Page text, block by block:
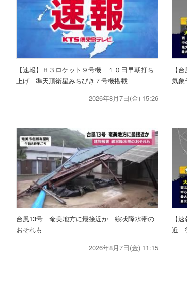
【速報】Ｈ３ロケット９号機 １０日早朝打ち
上げ 準天頂衛星みちびき７号機搭載
2026年8月7日(金) 15:26
【
気
台風13号 奄美地方に最接近か 線状降水帯の
おそれも
2026年8月7日(金) 11:15
【
近